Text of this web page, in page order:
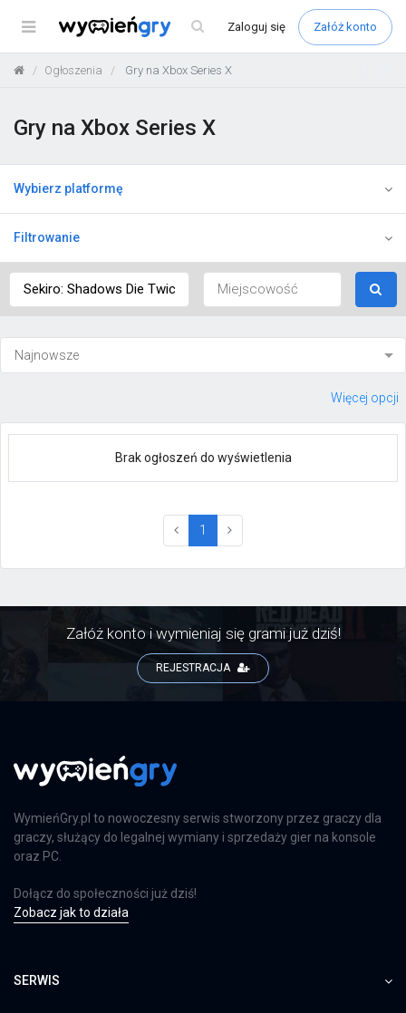
Menu Zaloguj się Załóż konto
Ogłoszenia Gry na Xbox Series X
Gry na Xbox Series X
Wybierz platformę
Filtrowanie
Więcej opcji
Brak ogłoszeń do wyświetlenia
1 (current)
Załóż konto i wymieniaj się grami już dziś!
REJESTRACJA
WymieńGry.pl to nowoczesny serwis stworzony przez graczy dla
graczy, służący do legalnej wymiany i sprzedaży gier na konsole
oraz PC.
Dołącz do społeczności już dziś!
Zobacz jak to działa
SERWIS